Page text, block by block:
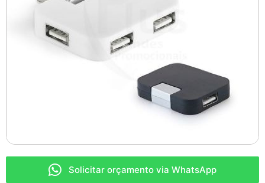
Solicitar orçamento via WhatsApp